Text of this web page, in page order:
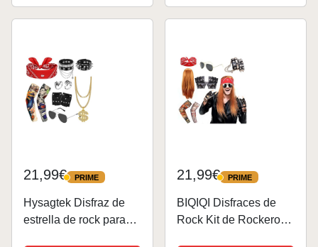
Ropa Hippie Disfraz
Mangas de...
y Redecilla Pelo,
21,99€ PRIME
PRIME
Hysagtek Disfraz de
estrella de rock para
21,99€ PRIME
PRIME
BIQIQI Disfraces de
Rock Kit de Rockero